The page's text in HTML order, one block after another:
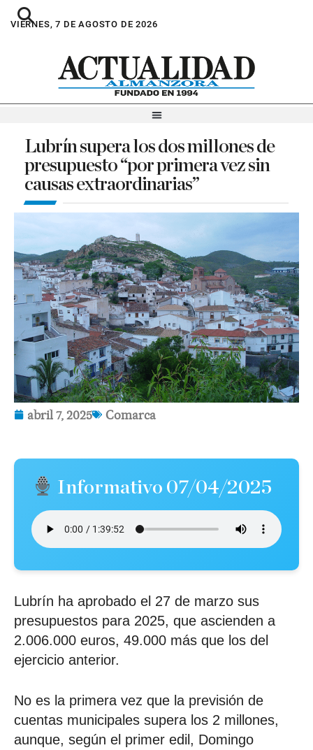
VIERNES, 7 DE AGOSTO DE 2026
Lubrín supera los dos millones de
presupuesto “por primera vez sin
causas extraordinarias”
abril 7, 2025 Comarca
Informativo 07/04/2025
Lubrín ha aprobado el 27 de marzo sus
presupuestos para 2025, que ascienden a
2.006.000 euros, 49.000 más que los del
ejercicio anterior.
No es la primera vez que la previsión de
cuentas municipales supera los 2 millones,
aunque, según el primer edil, Domingo